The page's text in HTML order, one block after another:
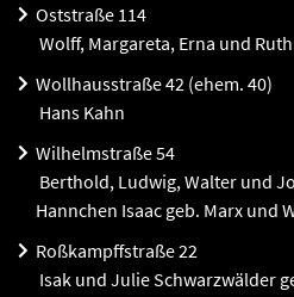
Oststraße 114
Wolff, Margareta, Erna und
Wollhausstraße 42 (ehem. 40)
Hans Kahn
Wilhelmstraße 54
Berthold, Ludwig, Walter und
Hannchen Isaac geb. Marx und
Roßkampffstraße 22
Isak und Julie Schwarzwälder